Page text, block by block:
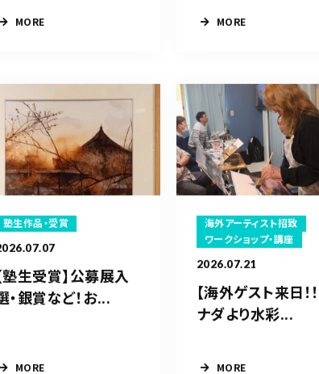
MORE MORE
塾生作品・受賞
塾生受賞】公募展入
・銀賞など！お...
MORE
海外アーティスト招致
ワークショップ・講座
2026.07.21
【海外ゲスト来日！
ナダより水彩...
MORE